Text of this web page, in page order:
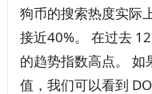
狗币的搜索热度实际
接近40%。 在过去
的趋势指数高点。
值，我们可以看到